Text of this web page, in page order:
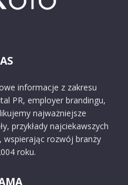
informacje z zakresu
PR, employer brandingu,
najważniejsze
przykłady najciekawszych
wspierając rozwój branży
roku.